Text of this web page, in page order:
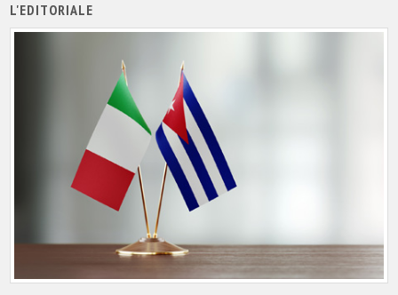
L'EDITORIALE